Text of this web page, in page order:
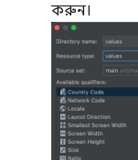
করুন।